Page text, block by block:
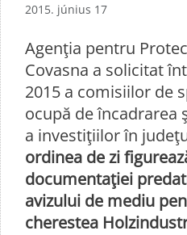
2015. június 17
Agenţia pentru
Covasna a solicitat
2015 a comisiilor de
ocupă de încadrarea
a investiţiilor în
ordinea de zi
documentaţiei
avizului de mediu
cherestea